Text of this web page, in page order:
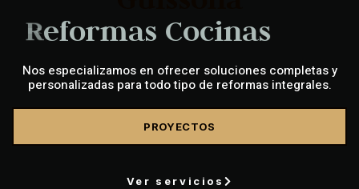
Reformas Comerc
Nos especializamos en ofrecer soluciones completas y
personalizadas para todo tipo de reformas integrales.
PROYECTOS
Ver servicios